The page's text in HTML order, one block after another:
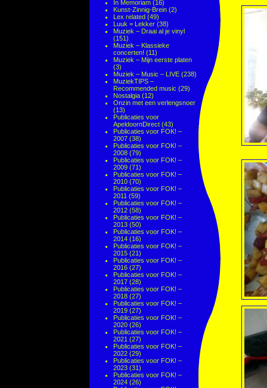
In Memoriam (16)
Kunst-Zinnig-Brein (2)
Lex related (49)
Luuk = Lekker (38)
Muziek – Draai al je vinyl
(151)
Muziek – Klassieke
concerten! (11)
Muziek – Mijn eerste platen
(3)
Muziek – Music – LIVE (238)
MuziekTIPS –
Recommended music (29)
Nostalgia (12)
Onzin met een verlengsnoer
(13)
Publicaties voor
ApeldoornDirect (43)
Publicaties voor FOK! –
2007 (38)
Publicaties voor FOK! –
2008 (79)
Publicaties voor FOK! –
2009 (71)
Publicaties voor FOK! –
2010 (70)
Publicaties voor FOK! –
2011 (59)
Publicaties voor FOK! –
2012 (58)
Publicaties voor FOK! –
2013 (50)
Publicaties voor FOK! –
2014 (16)
Publicaties voor FOK! –
2015 (21)
Publicaties voor FOK! –
2016 (27)
Publicaties voor FOK! –
2017 (28)
Publicaties voor FOK! –
2018 (27)
Publicaties voor FOK! –
2019 (27)
Publicaties voor FOK! –
2020 (26)
Publicaties voor FOK! –
2021 (27)
Publicaties voor FOK! –
2022 (29)
Publicaties voor FOK! –
2023 (31)
Publicaties voor FOK! –
2024 (26)